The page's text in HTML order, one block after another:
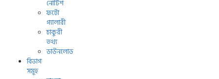
নোটিশ
ফটো
গ্যালারী
চাকুরী
তথ্য
ডাউনলোড
বিভাগ
সমূহ